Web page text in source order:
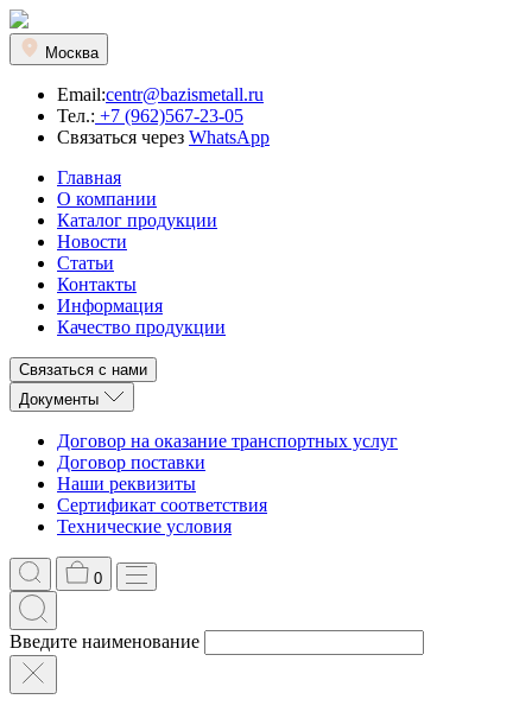
Москва
Email:centr@bazismetall.ru
Тел.: +7 (962)567-23-05
Связаться через WhatsApp
Главная
О компании
Каталог продукции
Новости
Статьи
Контакты
Информация
Качество продукции
Связаться с нами
Документы
Договор на оказание транспортных услуг
Договор поставки
Наши реквизиты
Сертификат соответствия
Технические условия
0
Введите наименование